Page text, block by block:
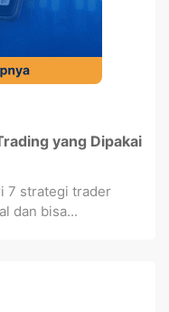
yang Dipakai
7 strategi trader
dan bisa...